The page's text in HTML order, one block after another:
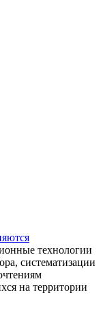
технологии
систематизации
на территории